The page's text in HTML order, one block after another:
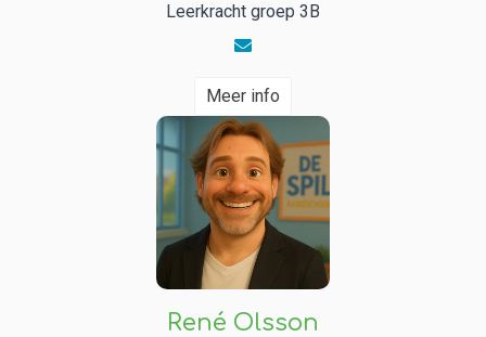
Leerkracht groep 3B
Meer info
René Olsson